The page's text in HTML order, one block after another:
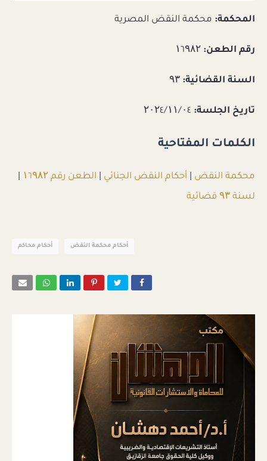
المحكمة: محكمة النقض المصرية
رقم الطعن:
السنة القضائية:
تاريخ الجلسة:
الكلمات المفتاحية
محكمة النقض أحكام النقض الجنائي الطعن رقم ۱٦۹۸۲
لسنة ۹۳ قضائية
أحكام محاكم أحكام محكمة النقض